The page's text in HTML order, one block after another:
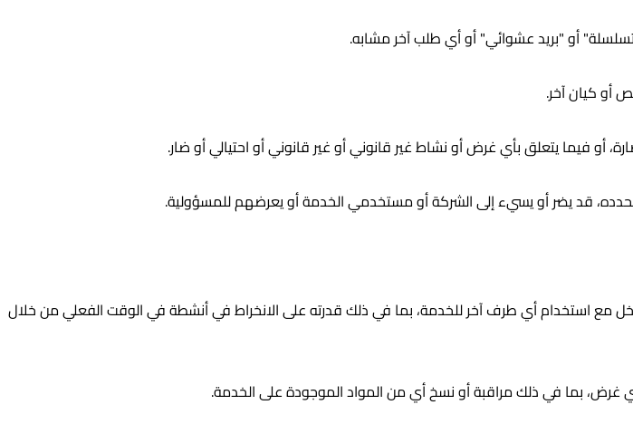
أو "بريد عشوائي" أو أي طلب آخر مشابه.
أو كيان آخر.
أو فيما يتعلق بأي غرض أو نشاط غير قانوني أو غير قانوني أو احتيالي أو ضار.
قد يضر أو ​​يسيء إلى الشركة أو مستخدمي الخدمة أو يعرضهم للمسؤولية.
مع استخدام أي طرف آخر للخدمة، بما في ذلك قدرته على الانخراط في أنشطة في الوقت الفعلي من خلال
غرض، بما في ذلك مراقبة أو نسخ أي من المواد الموجودة على الخدمة.